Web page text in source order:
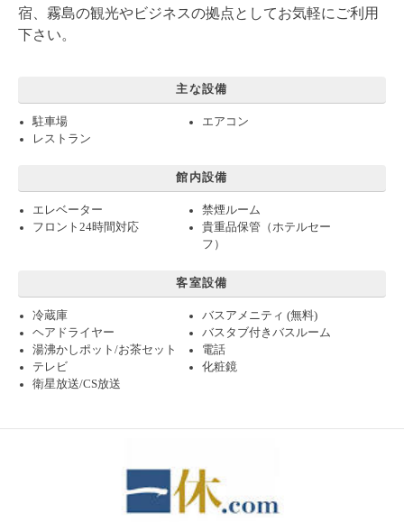
宿、霧島の観光やビジネスの拠点としてお気軽にご利用
下さい。
主な設備
駐車場
エアコン
レストラン
館内設備
エレベーター
禁煙ルーム
フロント24時間対応
貴重品保管（ホテルセー
フ）
客室設備
冷蔵庫
バスアメニティ (無料)
ヘアドライヤー
バスタブ付きバスルーム
湯沸かしポット/お茶セット
電話
テレビ
化粧鏡
衛星放送/CS放送